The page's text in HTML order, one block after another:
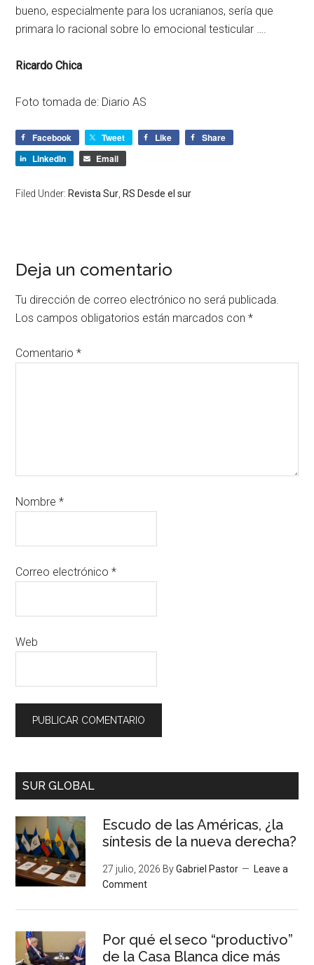
bueno, especialmente para los ucranianos, sería que
primara lo racional sobre lo emocional testicular ….
Ricardo Chica
Foto tomada de: Diario AS
Facebook Tweet Like
Share
LinkedIn
Email
Filed Under: Revista Sur RS Desde el sur
Deja un comentario
Tu dirección de correo electrónico no será publicada.
Los campos obligatorios están marcados con*
Comentario*
Nombre*
Correo electrónico*
Web
SUR GLOBAL
Escudo de las Américas, ¿la
síntesis de la nueva derecha?
27 julio, 2026 ByGabriel Pastor
Leave a
Comment
Por qué el seco “productivo”
de la Casa Blanca dice más